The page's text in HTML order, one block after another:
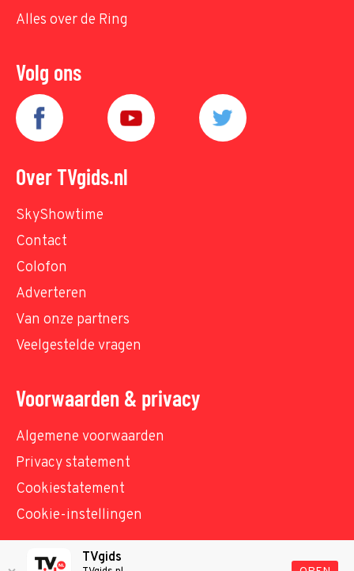
Alles over de Ring
Volg ons
Over TVgids.nl
SkyShowtime
Contact
Colofon
Adverteren
Van onze partners
Veelgestelde vragen
Voorwaarden & privacy
Algemene voorwaarden
Privacy statement
Cookiestatement
Cookie-instellingen
TVgids